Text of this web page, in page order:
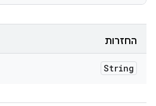
החזרות
String